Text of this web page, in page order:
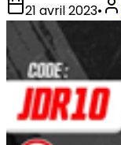
21 avril 2023•